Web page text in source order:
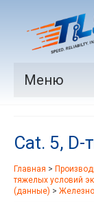
Меню
Рынки
Cat. 5, D-
Главная >
тяжелых условий
(данные) >